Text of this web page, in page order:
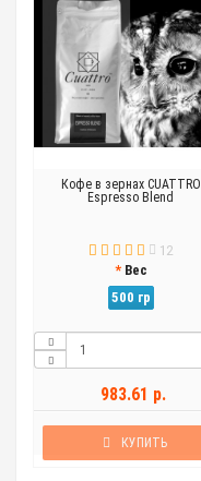
Кофе в зернах CUATTRO
Espresso Blend
12
Вес
500 гр
983.61 р.
КУПИТЬ